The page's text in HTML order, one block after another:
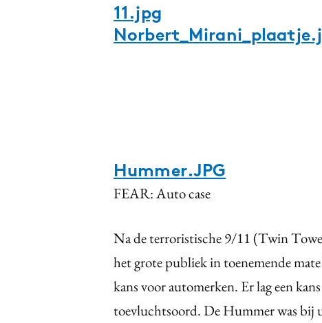
11.jpg
Hummer.JPG
FEAR: Auto case
Na de terroristische 9/11 (Twin
het grote publiek in toenemende
kans voor automerken. Er lag een
toevluchtsoord. De Hummer was bij